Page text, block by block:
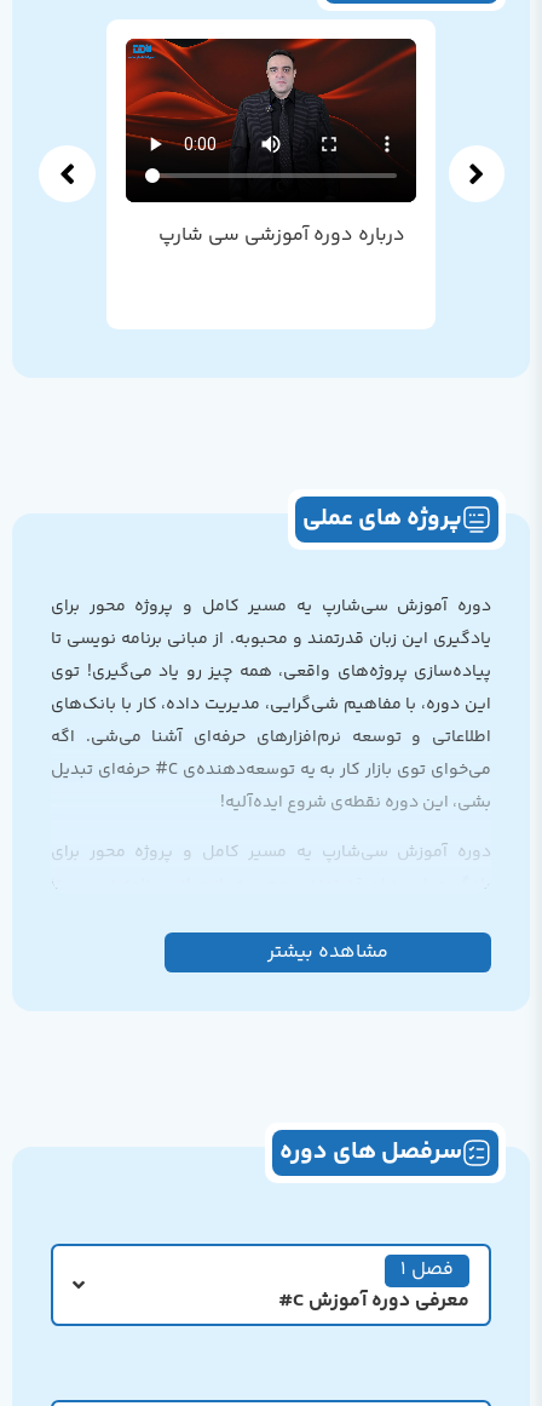
درباره دوره آموزشی سی شارپ
پروژه های عملی
دوره آموزش سی‌شارپ یه مسیر کامل و پروژه ‌محور برای
یادگیری این زبان قدرتمند و محبوبه. از مبانی برنامه ‌نویسی تا
پیاده‌سازی پروژه‌های واقعی، همه چیز رو یاد می‌گیری! توی
این دوره، با مفاهیم شی‌گرایی، مدیریت داده، کار با بانک‌های
اطلاعاتی و توسعه نرم‌افزارهای حرفه‌ای آشنا می‌شی. اگه
می‌خوای توی بازار کار به یه توسعه‌دهنده‌ی C# حرفه‌ای تبدیل
بشی، این دوره نقطه‌ی شروع ایده‌آلیه!
دوره آموزش سی‌شارپ یه مسیر کامل و پروژه ‌محور برای
یادگیری این زبان قدرتمند و محبوبه. از مبانی برنامه ‌نویسی تا
این دوره، با مفاهیم شی‌گرایی، مدیریت داده، کار با بانک‌های
یادگیری این زبان قدرتمند و محبوبه. از مبانی برنامه ‌نویسی تا
پیاده‌سازی پروژه‌های واقعی، همه چیز رو یاد می‌گیری! توی
بشی، این دوره نقطه‌ی شروع ایده‌آلیه!
مشاهده بیشتر
سرفصل های دوره
فصل 1
معرفی دوره آموزش C#